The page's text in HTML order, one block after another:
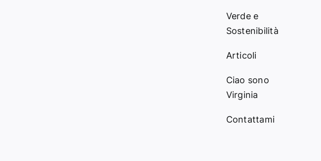
Verde e
Sostenibilità
Articoli
Ciao sono
Virginia
Contattami